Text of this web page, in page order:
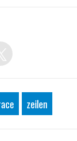
zeilen